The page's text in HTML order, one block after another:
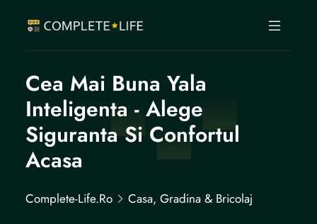
Cea Mai Buna Yala
Inteligenta - Alege
Siguranta Si Confortul
Acasa
Complete-Life.ro Casa, Gradina & Bricolaj